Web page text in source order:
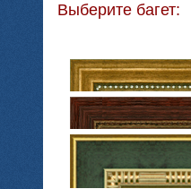
Выберите багет: